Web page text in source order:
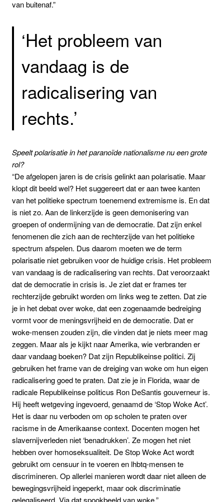
van buitenaf.”
‘Het probleem van
vandaag is de
radicalisering van
rechts.’
Speelt polarisatie in het paranoïde nationalisme nu een grote
rol?
“De afgelopen jaren is de crisis gelinkt aan polarisatie. Maar
klopt dit beeld wel? Het suggereert dat er aan twee kanten
van het politieke spectrum toenemend extremisme is. En dat
is niet zo. Aan de linkerzijde is geen demonisering van
groepen of ondermijning van de democratie. Dat zijn enkel
fenomenen die zich aan de rechterzijde van het politieke
spectrum afspelen. Dus daarom moeten we de term
polarisatie niet gebruiken voor de huidige crisis. Het probleem
van vandaag is de radicalisering van rechts. Dat veroorzaakt
dat de democratie in crisis is. Je ziet dat er frames ter
rechterzijde gebruikt worden om links weg te zetten. Dat zie
je in het debat over woke, dat een zogenaamde bedreiging
vormt voor de meningsvrijheid en de democratie. Dat er
woke-mensen zouden zijn, die vinden dat je niets meer mag
zeggen. Maar als je kijkt naar Amerika, wie verbranden er
daar vandaag boeken? Dat zijn Republikeinse politici. Zij
gebruiken het frame van de dreiging van woke om hun eigen
radicalisering goed te praten. Dat zie je in Florida, waar de
radicale Republikeinse politicus Ron DeSantis gouverneur is.
Hij heeft wetgeving ingevoerd, genaamd de ‘Stop Woke Act’.
Het is daar nu verboden om op scholen te praten over
racisme in de Amerikaanse context. Docenten mogen het
slavernijverleden niet ‘benadrukken’. Ze mogen het niet
hebben over homoseksualiteit. De Stop Woke Act wordt
gebruikt om censuur in te voeren en lhbtq-mensen te
discrimineren. Op allerlei manieren wordt daar niet alleen de
bewegingsvrijheid ingeperkt, maar ook discriminatie